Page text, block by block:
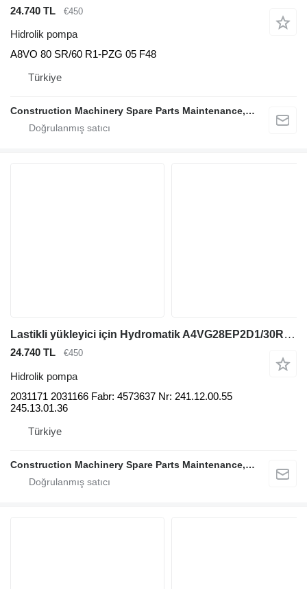
24.740 TL €450
Hidrolik pompa
A8VO 80 SR/60 R1-PZG 05 F48
Türkiye
Construction Machinery Spare Parts Maintenance, Repair and Sales Company
Lastikli yükleyici için Hydromatik A4VG28EP2D1/30R-NSC10F001D-S 2031171 2031166 Fabr: hidrolik pompa
24.740 TL €450
Hidrolik pompa
2031171 2031166 Fabr: 4573637 Nr: 241.12.00.55
245.13.01.36
Türkiye
Construction Machinery Spare Parts Maintenance, Repair and Sales Company